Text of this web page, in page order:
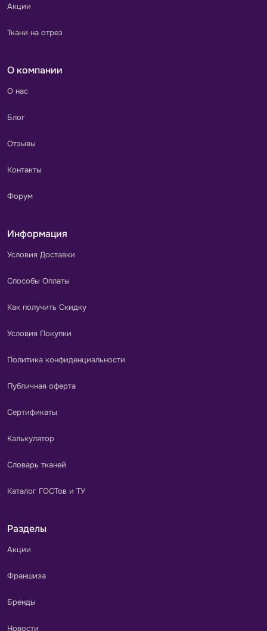
Акции
Ткани на отрез
О компании
О нас
Блог
Отзывы
Контакты
Форум
Информация
Условия Доставки
Способы Оплаты
Как получить Скидку
Условия Покупки
Политика конфиденциальности
Публичная оферта
Сертификаты
Калькулятор
Словарь тканей
Каталог ГОСТов и ТУ
Разделы
Акции
Франшиза
Бренды
Новости